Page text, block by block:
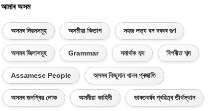
আমাৰ অসম
অসমৰ দিৱসসমূহ অসমীয়া কিতাপ সহজ লভ্য বন দৰবৰ গুণ
অসমৰ জিলাসমূহ Grammar সমাৰ্থক শব্দ বিপৰীত শব্দ
Assamese People অসমৰ কিছুমান ধানৰ প্ৰজাতি
অসমৰ জনপ্ৰিয় লোক অসমীয়া কাহিনী ভাৰতবৰ্ষৰ প্ৰৱিত্ৰ তীৰ্থস্থান